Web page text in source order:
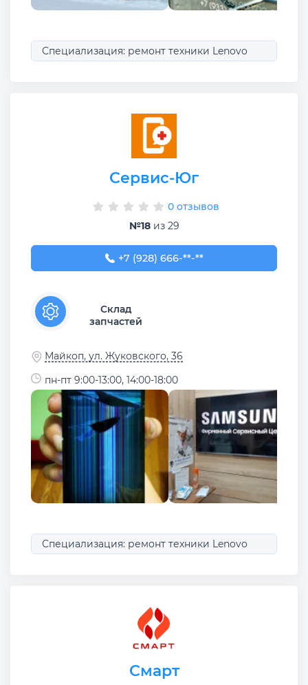
Специализация: ремонт техники Lenovo
Сервис-Юг
0 отзывов
№18из 29
+7 (928) 666-68-22
+7 (928) 666-**-**
Склад
запчастей
Майкоп, ул. Жуковского, 36
пн-пт 9:00-13:00, 14:00-18:00
Специализация: ремонт техники Lenovo
Смарт